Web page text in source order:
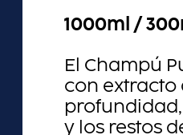
1000ml /
El Champú
con extracto
y los restos